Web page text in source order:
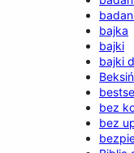
bajka
bajki
bajki
bez
bez